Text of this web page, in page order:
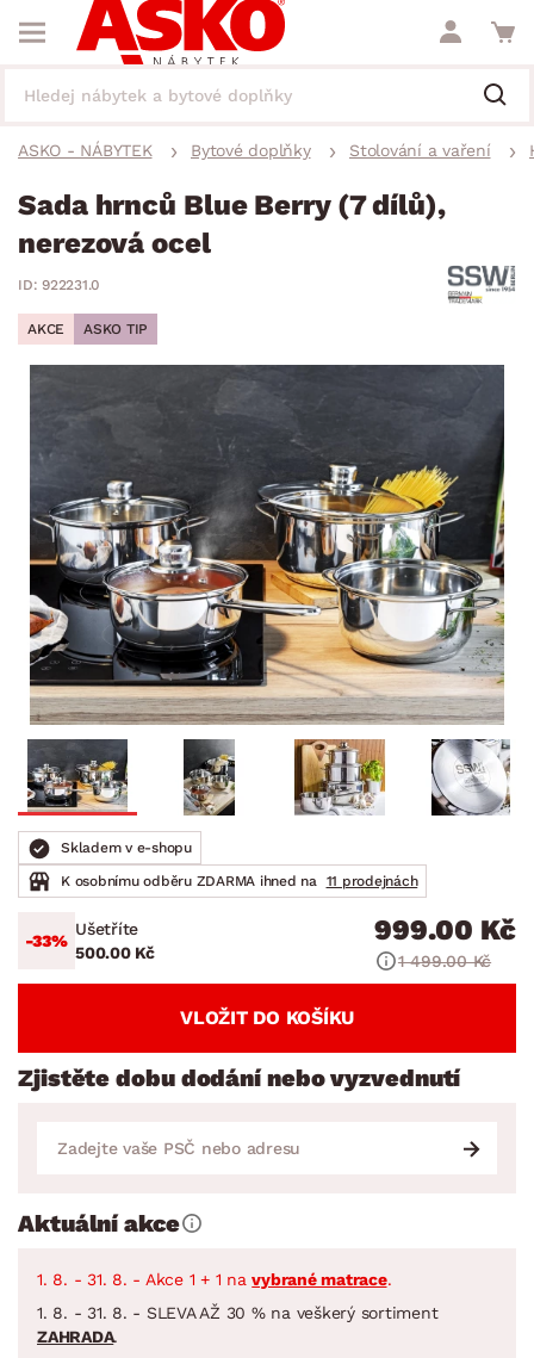
ASKO - NÁBYTEK Bytové doplňky Stolování a vaření
Sada hrnců Blue Berry (7 dílů),
nerezová ocel
ID: 922231.0
AKCE ASKO TIP
Skladem v e-shopu
K osobnímu odběru ZDARMA ihned na
11 prodejnách
-33%
Ušetříte
500.00 Kč
999.00 Kč
1 499.00 Kč
VLOŽIT DO KOŠÍKU
Zjistěte dobu dodání nebo vyzvednutí
Aktuální akce
1. 8. - 31. 8. - Akce 1 + 1 navybrané matrace.
1. 8. - 31. 8. - SLEVA AŽ 30 % na veškerý sortiment
ZAHRADA.